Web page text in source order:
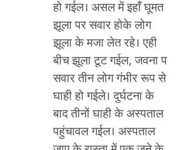
हो गईल। असल में इहाँ घूमत
झूला पर सवार होके लोग
झूला के मजा लेत रहे। एही
बीच झूला टूट गईल, जवना प
सवार तीन लोग गंभीर रूप से
घाही हो गईले। दुर्घटना के
बाद तीनों घाही के अस्पताल
पहुंचावल गईल। अस्पताल